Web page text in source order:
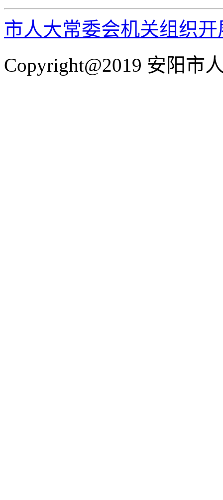
市人大常委会机关组织
Copyright@2019 安阳市